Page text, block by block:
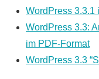
WordPress 3.3.1
WordPress 3.3:
im PDF-Format
WordPress 3.3